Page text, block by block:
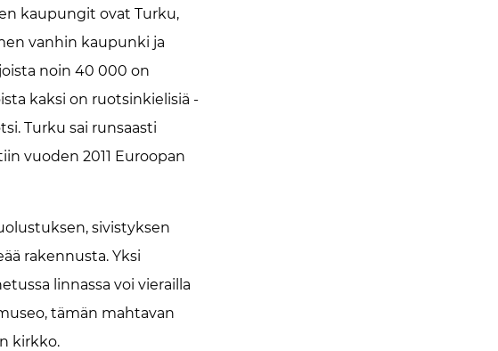
kaupungit ovat Turku,
vanhin kaupunki ja
noin 40 000 on
kaksi on ruotsinkielisiä -
Turku sai runsaasti
vuoden 2011 Euroopan
sivistyksen
rakennusta. Yksi
linnassa voi vierailla
tämän mahtavan
kirkko.